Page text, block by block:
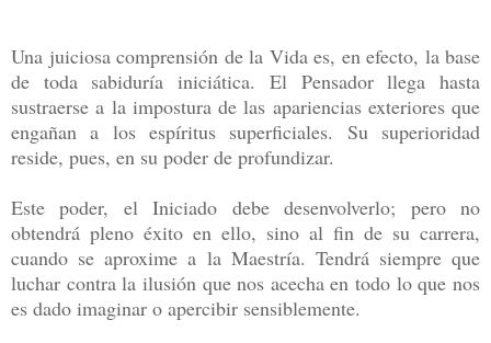
Una juiciosa comprensión de la Vida es, en efecto, la base
de toda sabiduría iniciática. El Pensador llega hasta
sustraerse a la impostura de las apariencias exteriores que
engañan a los espíritus superficiales. Su superioridad
reside, pues, en su poder de profundizar.
Este poder, el Iniciado debe desenvolverlo; pero no
obtendrá pleno éxito en ello, sino al fin de su carrera,
cuando se aproxime a la Maestría. Tendrá siempre que
luchar contra la ilusión que nos acecha en todo lo que nos
es dado imaginar o apercibir sensiblemente.